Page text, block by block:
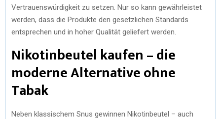
Vertrauenswürdigkeit zu setzen. Nur so kann gewährleistet
werden, dass die Produkte den gesetzlichen Standards
entsprechen und in hoher Qualität geliefert werden.
Nikotinbeutel kaufen – die
moderne Alternative ohne
Tabak
Neben klassischem Snus gewinnen Nikotinbeutel – auch